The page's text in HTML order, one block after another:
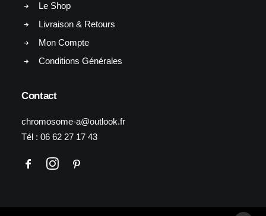
Le Shop
Livraison & Retours
Mon Compte
Conditions Générales
Contact
chromosome-a@outlook.fr
Tél : 06 62 27 17 43